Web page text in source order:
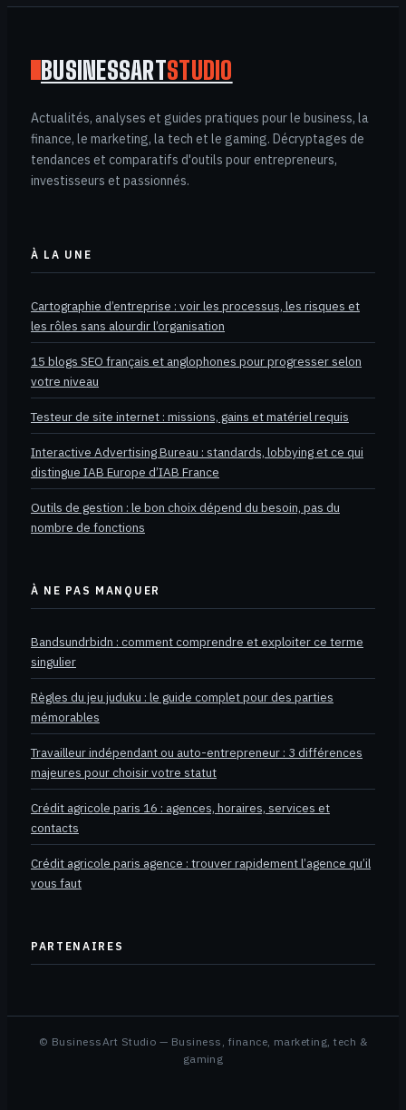
BUSINESSARTSTUDIO
Actualités, analyses et guides pratiques pour le business, la
finance, le marketing, la tech et le gaming. Décryptages de
tendances et comparatifs d'outils pour entrepreneurs,
investisseurs et passionnés.
À LA UNE
Cartographie d’entreprise : voir les processus, les risques et
les rôles sans alourdir l’organisation
15 blogs SEO français et anglophones pour progresser selon
votre niveau
Testeur de site internet : missions, gains et matériel requis
Interactive Advertising Bureau : standards, lobbying et ce qui
distingue IAB Europe d’IAB France
Outils de gestion : le bon choix dépend du besoin, pas du
nombre de fonctions
À NE PAS MANQUER
Bandsundrbidn : comment comprendre et exploiter ce terme
singulier
Règles du jeu juduku : le guide complet pour des parties
mémorables
Travailleur indépendant ou auto-entrepreneur : 3 différences
majeures pour choisir votre statut
Crédit agricole paris 16 : agences, horaires, services et
contacts
Crédit agricole paris agence : trouver rapidement l’agence qu’il
vous faut
PARTENAIRES
© BusinessArt Studio — Business, finance, marketing, tech &
gaming